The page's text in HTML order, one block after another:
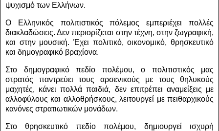
ψυχισμό των Ελλήνων.
Ο Ελληνικός πολιτιστικός πόλεμος εμπεριέχει πολλές
διακλαδώσεις. Δεν περιορίζεται στην τέχνη, στην ζωγραφική,
και στην μουσική. Έχει πολιτικό, οικονομικό, θρησκευτικό
και δημογραφικό βραχίονα.
Στο δημογραφικό πεδίο πολέμου, ο πολιτιστικός μας
στρατός παντρεύει τους αρσενικούς με τους θηλυκούς
μαχητές, κάνει πολλά παιδιά, δεν επιτρέπει αναμείξεις με
αλλοφύλους και αλλοθρήσκους, λειτουργεί με πειθαρχικούς
κανόνες στρατιωτικών μονάδων.
Στο θρησκευτικό πεδίο πολέμου, δημιουργεί ισχυρή